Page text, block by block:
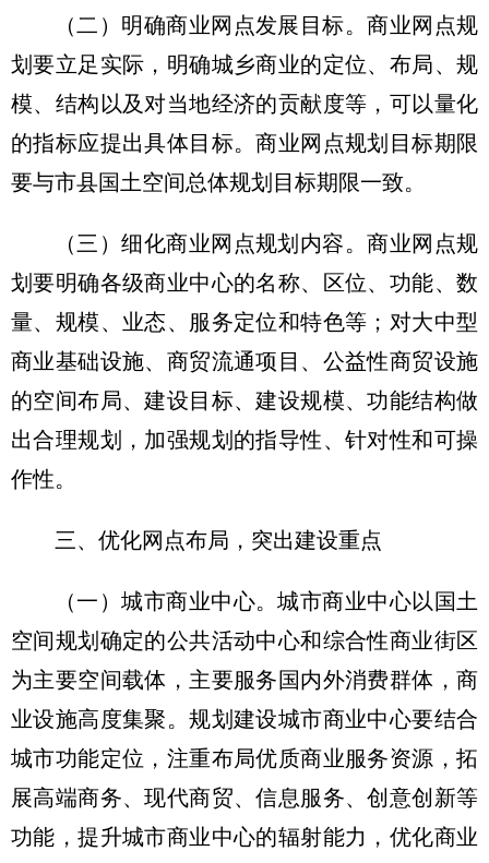
（二）明确商业网点发展目标。商业网点规
划要立足实际，明确城乡商业的定位、布局、规
模、结构以及对当地经济的贡献度等，可以量化
的指标应提出具体目标。商业网点规划目标期限
要与市县国土空间总体规划目标期限一致。
（三）细化商业网点规划内容。商业网点规
划要明确各级商业中心的名称、区位、功能、数
量、规模、业态、服务定位和特色等；对大中型
商业基础设施、商贸流通项目、公益性商贸设施
的空间布局、建设目标、建设规模、功能结构做
出合理规划，加强规划的指导性、针对性和可操
作性。
三、优化网点布局，突出建设重点
（一）城市商业中心。城市商业中心以国土
空间规划确定的公共活动中心和综合性商业街区
为主要空间载体，主要服务国内外消费群体，商
业设施高度集聚。规划建设城市商业中心要结合
城市功能定位，注重布局优质商业服务资源，拓
展高端商务、现代商贸、信息服务、创意创新等
功能，提升城市商业中心的辐射能力，优化商业